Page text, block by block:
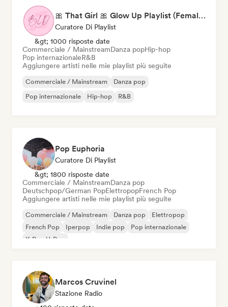
🎀 That Girl 🎀 Glow Up Playlist (Female Artists)
Curatore Di Playlist
&gt; 1000 risposte date
Commerciale / MainstreamDanza popHip-hop
Pop internazionaleR&B
Aggiungere artisti nelle mie playlist più seguite
Commerciale / Mainstream
Danza pop
Pop internazionale
Hip-hop R&B
Pop Euphoria
Curatore Di Playlist
&gt; 1800 risposte date
Commerciale / MainstreamDanza pop
Deutschpop/German PopElettropopFrench Pop
Aggiungere artisti nelle mie playlist più seguite
Commerciale / Mainstream Danza pop
Elettropop
French Pop
Iperpop Indie pop
Pop internazionale
K-Pop/J-Pop
Marcos Cruvinel
Stazione Radio